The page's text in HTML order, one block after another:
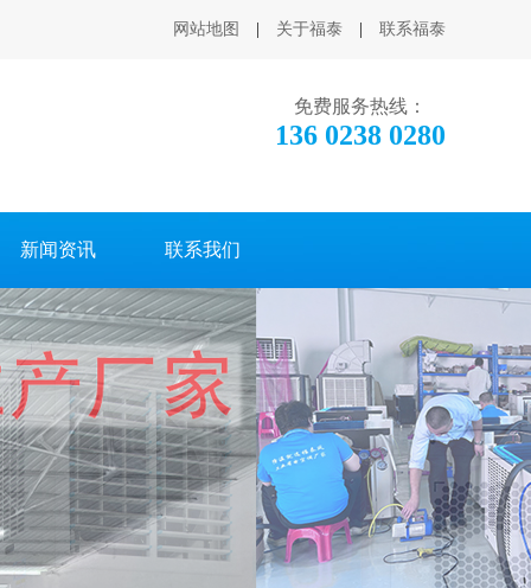
网站地图 关于福泰 联系福泰
免费服务热线：
136 0238 0280
新闻资讯 联系我们